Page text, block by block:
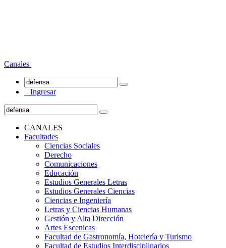
Canales
Ingresar
CANALES
Facultades
Ciencias Sociales
Derecho
Comunicaciones
Educación
Estudios Generales Letras
Estudios Generales Ciencias
Ciencias e Ingeniería
Letras y Ciencias Humanas
Gestión y Alta Dirección
Artes Escenicas
Facultad de Gastronomía, Hotelería y Turismo
Facultad de Estudios Interdisciplinarios